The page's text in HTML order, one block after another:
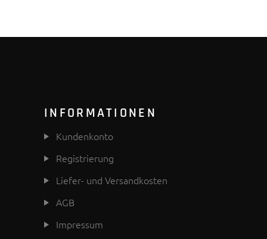
INFORMATIONEN
Kundenkonto
Registrierung
Liefer- und Versandkosten
AGB
Impressum